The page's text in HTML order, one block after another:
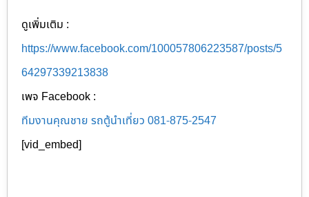
ดูเพิ่มเติม :
https://www.facebook.com/100057806223587/posts/5
64297339213838
เพจ Facebook :
ทีมงานคุณชาย รถตู้นำเที่ยว 081-875-2547
[vid_embed]